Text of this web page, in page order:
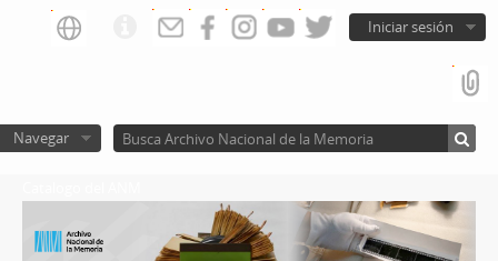
Iniciar sesión
Navegar